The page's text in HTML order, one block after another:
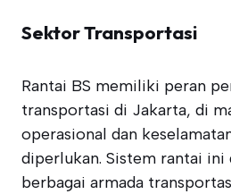
Sektor Transportasi
Rantai BS memiliki peran
transportasi di Jakarta, di
operasional dan
diperlukan. Sistem rantai ini
berbagai armada